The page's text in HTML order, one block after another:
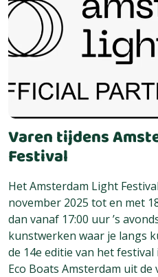
Varen tijdens
Festival
Het Amsterdam Light
november 2025 tot en met
dan vanaf 17:00 uur ’s
kunstwerken waar je langs
de 14e editie van het festival
Eco Boats Amsterdam uit de